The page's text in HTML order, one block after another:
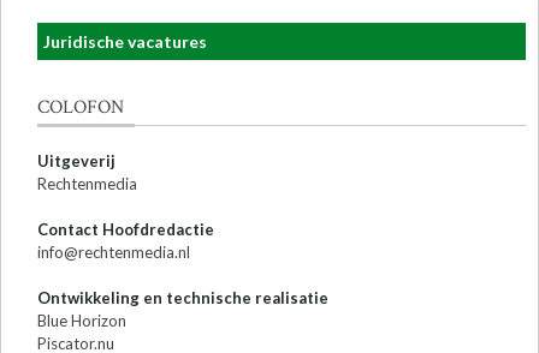
Juridische vacatures
COLOFON
Uitgeverij
Rechtenmedia
Contact Hoofdredactie
info@rechtenmedia.nl
Ontwikkeling en technische realisatie
Blue Horizon
Piscator.nu